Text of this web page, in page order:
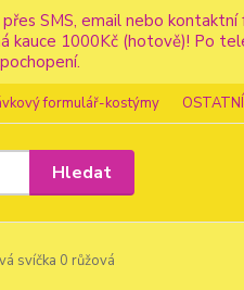
přes SMS, email nebo
1000Kč (hotově)! Po
pochopení.
formulář-kostýmy
Hledat
svíčka 0 růžová